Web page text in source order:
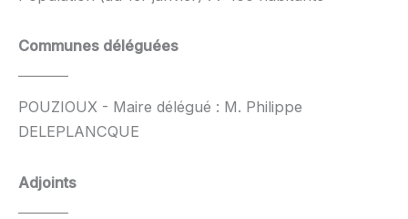
Communes déléguées
POUZIOUX - Maire délégué : M. Philippe
DELEPLANCQUE
Adjoints